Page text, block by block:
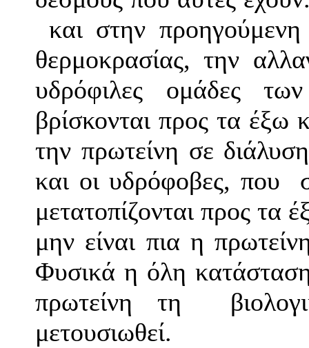
και στην
θερμοκρασίας, την
υδρόφιλες ομάδες
βρίσκονται προς τα έξω
την πρωτείνη σε
και οι υδρόφοβες, που
μετατοπίζονται προς τα
μην είναι πια η
Φυσικά η όλη
πρωτείνη τη
μετουσιωθεί.